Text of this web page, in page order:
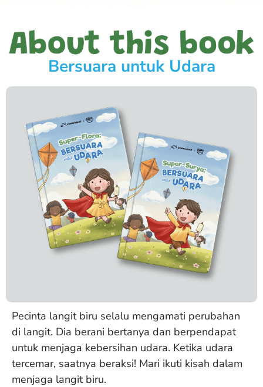
Bersuara untuk Udara
Pecinta langit biru selalu mengamati perubahan
di langit. Dia berani bertanya dan berpendapat
untuk menjaga kebersihan udara. Ketika udara
tercemar, saatnya beraksi! Mari ikuti kisah dalam
menjaga langit biru.